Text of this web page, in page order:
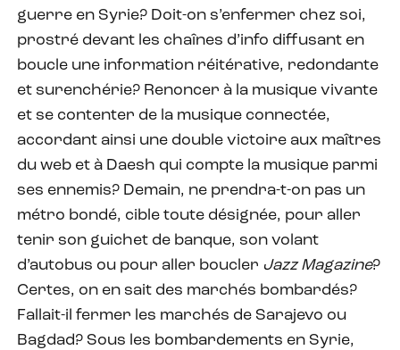
guerre en Syrie? Doit-on s’enfermer chez soi,
prostré devant les chaînes d’info diffusant en
boucle une information réitérative, redondante
et surenchérie? Renoncer à la musique vivante
et se contenter de la musique connectée,
accordant ainsi une double victoire aux maîtres
du web et à Daesh qui compte la musique parmi
ses ennemis? Demain, ne prendra-t-on pas un
métro bondé, cible toute désignée, pour aller
tenir son guichet de banque, son volant
d’autobus ou pour aller boucler Jazz Magazine?
Certes, on en sait des marchés bombardés?
Fallait-il fermer les marchés de Sarajevo ou
Bagdad? Sous les bombardements en Syrie,